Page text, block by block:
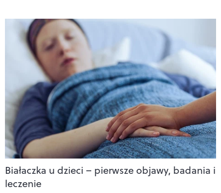
Białaczka u dzieci – pierwsze objawy, badania i
leczenie